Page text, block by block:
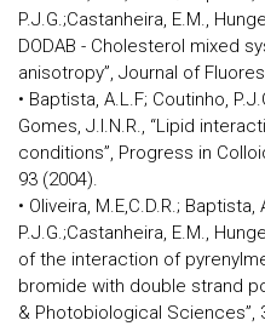
P.J.G.;Castanheira, E.M.,
DODAB - Cholesterol mixed
anisotropy”, Journal of
• Baptista, A.L.F; Coutinho,
Gomes, J.I.N.R., “Lipid
conditions”, Progress in
93 (2004).
• Oliveira, M.E,C.D.R.; Baptista,
P.J.G.;Castanheira, E.M.,
of the interaction of
bromide with double strand
& Photobiological Sciences”,